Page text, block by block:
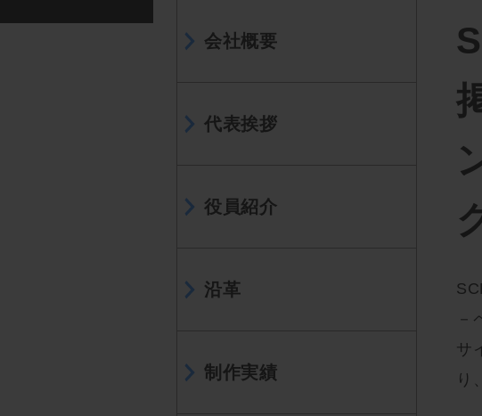
－
サ
り
会社概要
代表挨拶
役員紹介
沿革
制作実績